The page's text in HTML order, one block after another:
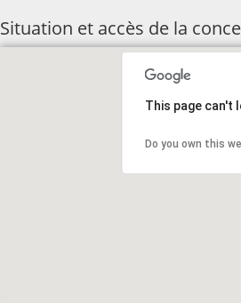
Situation et accès de la
This page can't
Do you own this